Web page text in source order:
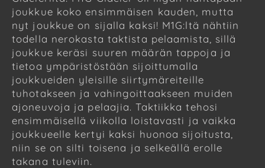
joukkue koko ensimmäisen kauden, mutta
nyt joukkue on sijalla kaksi! M1G:ltä nähtiin
todella nerokasta taktista pelaamista, sillä
joukkue keräsi suuren määrän tappoja ja
tietoa ympäristöstään sijoittumalla
joukkueiden yleisille siirtymäreiteille
tuhotakseen ja vahingoittaakseen muiden
ajoneuvoja ja pelaajia. Taktiikka tehosi
ensimmäisellä viikolla loistavasti ja vaikka
joukkueelle kertyi kaksi huonoa sijoitusta,
niin se on silti toisena ja selkeällä erolle
takana tuleviin.